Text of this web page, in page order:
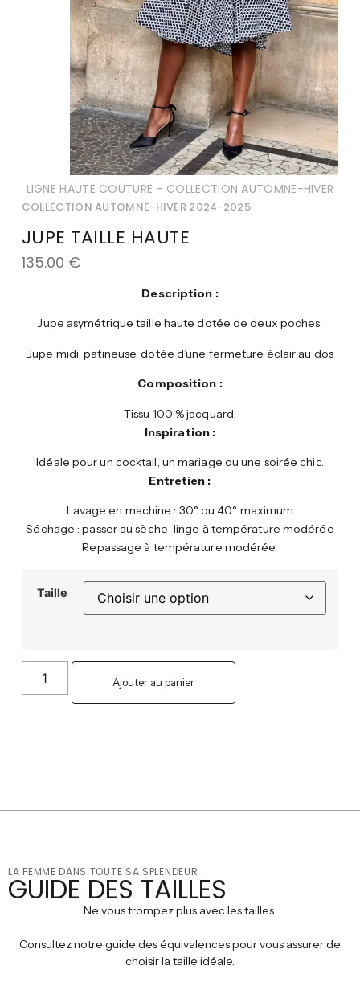
LIGNE HAUTE COUTURE - COLLECTION AUTOMNE-HIVER
COLLECTION AUTOMNE-HIVER 2024-2025
JUPE TAILLE HAUTE
135.00 €
Description :
Jupe asymétrique taille haute dotée de deux poches.
Jupe midi, patineuse, dotée d’une fermeture éclair au dos
Composition :
Tissu 100 % jacquard.
Inspiration :
Idéale pour un cocktail, un mariage ou une soirée chic.
Entretien :
Lavage en machine : 30° ou 40° maximum
Séchage : passer au sèche-linge à température modérée
Repassage à température modérée.
Taille
Ajouter au panier
LA FEMME DANS TOUTE SA SPLENDEUR
GUIDE DES TAILLES
Ne vous trompez plus avec les tailles.
Consultez notre guide des équivalences pour vous assurer de
choisir la taille idéale.